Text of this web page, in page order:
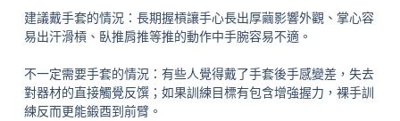
建議戴手套的情況：長期握槓讓手心長出厚繭影響外觀、掌心容
易出汗滑槓、臥推肩推等推的動作中手腕容易不適。
不一定需要手套的情況：有些人覺得戴了手套後手感變差，失去
對器材的直接觸覺反馔；如果訓練目標有包含增強握力，裸手訓
練反而更能鍛酉到前臂。